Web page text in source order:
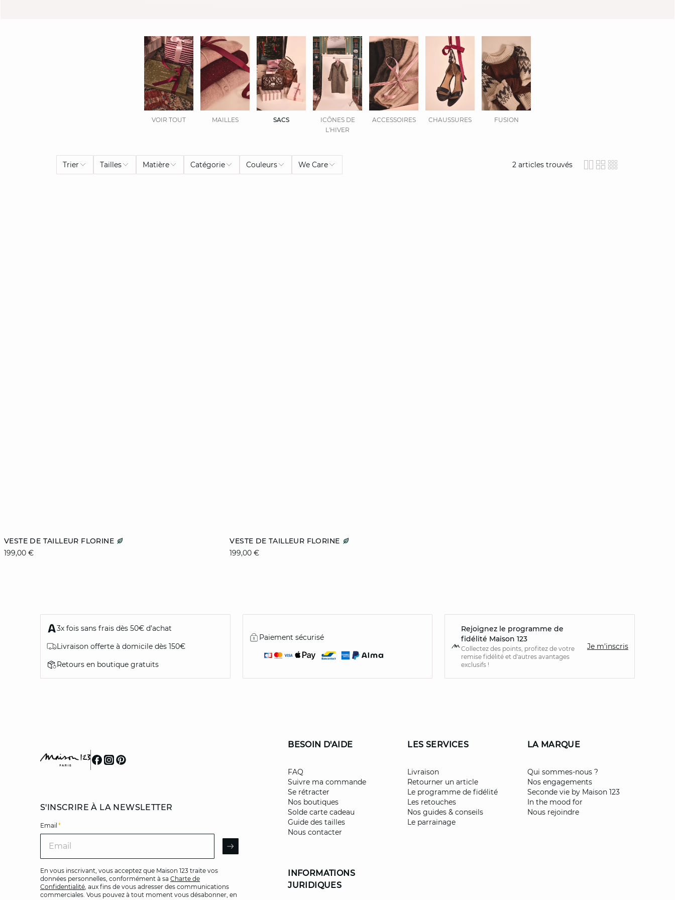
VOIR TOUT MAILLES SACS
ICÔNES DE
L'HIVER​
ACCESSOIRES CHAUSSURES FUSION
Trier Tailles Matière Catégorie Couleurs We Care 2articles trouvés icon-layout-
icon-layout-
icon-layout-
VESTE DE TAILLEUR FLORINE
199,00 €
32
VESTE DE TAILLEUR FLORINE
199,00 €
32
3x fois sans frais dès 50€ d’achat
Livraison offerte à domicile dès 150€
Retours en boutique gratuits
Paiement sécurisé
Rejoignez le programme de
fidélité Maison 123
Collectez des points, profitez de votre
remise fidélité et d'autres avantages
exclusifs !
Je m'inscris
S'INSCRIRE À LA NEWSLETTER
Email *
ARROW
En vous inscrivant, vous acceptez que Maison 123 traite vos
données personnelles, conformément à sa Charte de
Confidentialité , aux fins de vous adresser des communications
commerciales. Vous pouvez à tout moment vous désabonner, en
BESOIN D'AIDE
FAQ
Suivre ma commande
Se rétracter
Nos boutiques
Solde carte cadeau
Guide des tailles
Nous contacter
INFORMATIONS
JURIDIQUES
LES SERVICES
Livraison
Retourner un article
Le programme de fidélité
Les retouches
Nos guides & conseils
Le parrainage
LA MARQUE
Qui sommes-nous ?
Nos engagements
Seconde vie by Maison 123
In the mood for
Nous rejoindre